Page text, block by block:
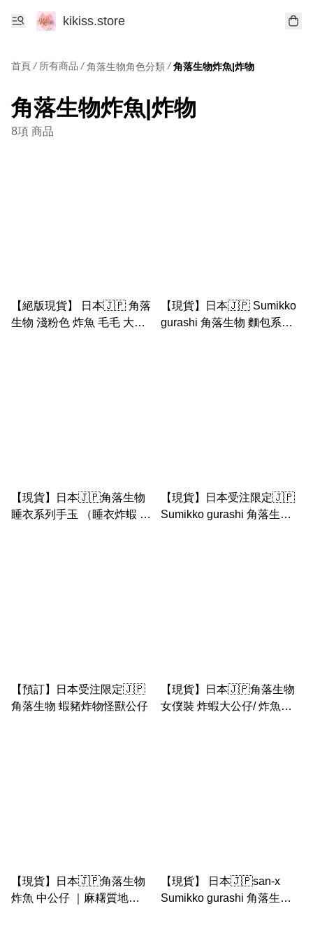
kikiss.store
首頁 / 所有商品 / 角落生物角色分類 / 角落生物炸魚|炸物
角落生物炸魚|炸物
8項 商品
【絕版現貨】 日本🇯🇵 角落
生物 淺粉色 炸魚 毛毛 大公
【現貨】日本🇯🇵 Sumikko
gurashi 角落生物 麵包系列-
【現貨】日本🇯🇵角落生物
睡衣系列手玉 （睡衣炸蝦 炸
【現貨】日本受注限定🇯🇵
Sumikko gurashi 角落生物
【預訂】日本受注限定🇯🇵
角落生物 蝦豬炸物怪獸公仔
【現貨】日本🇯🇵角落生物
女僕裝 炸蝦大公仔/ 炸魚大
【現貨】日本🇯🇵角落生物
炸魚 中公仔 ｜麻糬質地
【現貨】 日本🇯🇵san-x
Sumikko gurashi 角落生物